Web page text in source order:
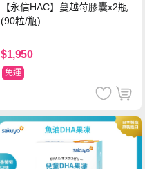
【永信HAC】蔓越莓膠囊x2瓶
(90粒/瓶)
$1,950
免運